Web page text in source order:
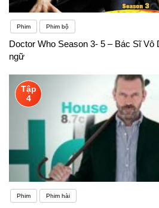
Phim Phim bộ
Doctor Who Season 3- 5 – Bác Sĩ Vô
ngữ
Tập
4
Phim Phim hài